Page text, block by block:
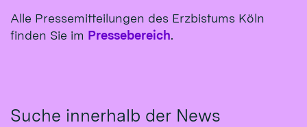
Alle Pressemitteilungen des Erzbistums Köln
finden Sie im Pressebereich.
Suche innerhalb der News